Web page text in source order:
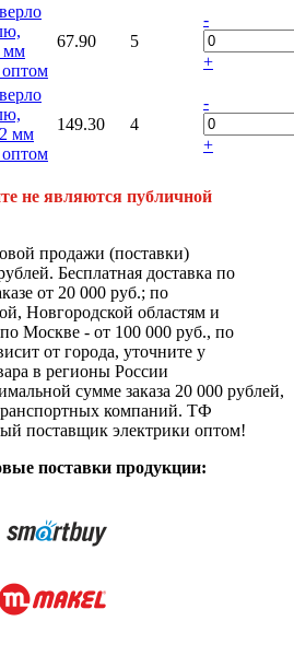
мм
оптом
67.90 5
-
+
мм
оптом
149.30 4
-
+
не являются публичной
продажи (поставки)
Бесплатная доставка по
от 20 000 руб.; по
Новгородской областям и
Москве - от 100 000 руб., по
от города, уточните у
в регионы России
сумме заказа 20 000 рублей,
компаний. ТФ
поставщик электрики оптом!
поставки продукции: